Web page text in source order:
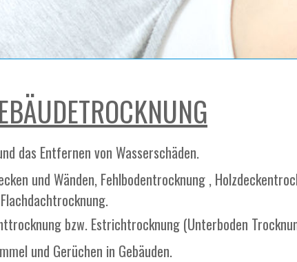
das Entfernen von Wasserschäden.
und Wänden, Fehlbodentrocknung ,
bzw. Estrichtrocknung (Unterboden
und Gerüchen in Gebäuden.